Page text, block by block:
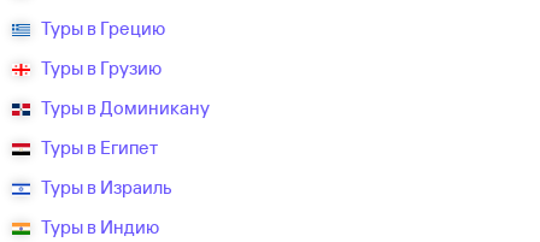
Туры в Грецию
Туры в Грузию
Туры в Доминикану
Туры в Египет
Туры в Израиль
Туры в Индию